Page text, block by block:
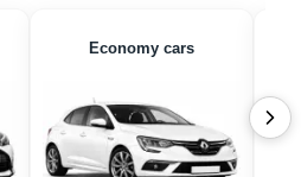
Economy cars